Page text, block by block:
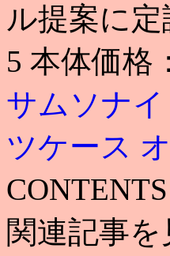
ル提案に
5 本体価格
サムソナ
ツケース
関連記事を